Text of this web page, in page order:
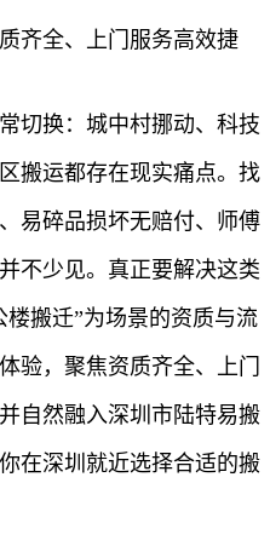
齐全、上门服务高效捷
切换：城中村挪动、科技
搬运都存在现实痛点。找
易碎品损坏无赔付、师傅
不少见。真正要解决这类
搬迁”为场景的资质与流
验，聚焦资质齐全、上门
自然融入深圳市陆特易搬
在深圳就近选择合适的搬